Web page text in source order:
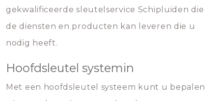
gekwalificeerde sleutelservice Schipluiden die
de diensten en producten kan leveren die u
nodig heeft.
Hoofdsleutel systemin
Met een hoofdsleutel systeem kunt u bepalen